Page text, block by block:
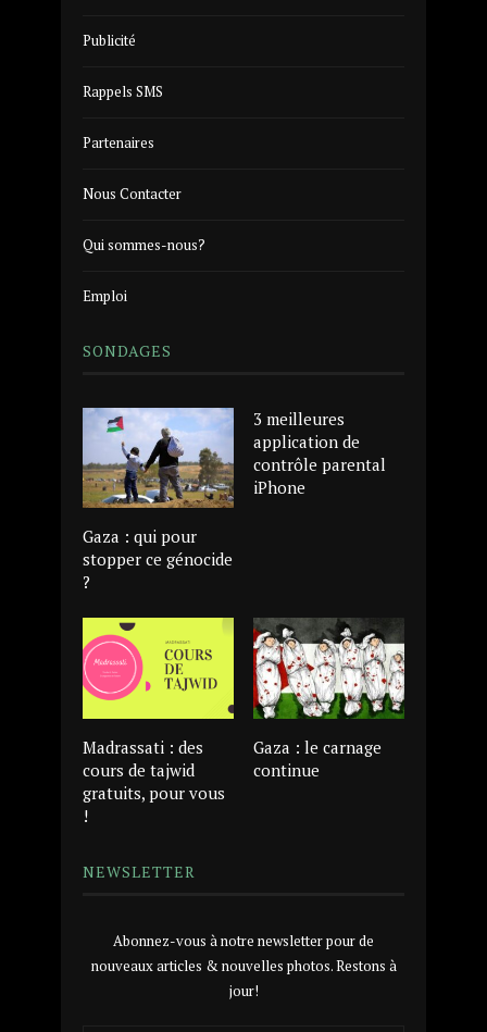
Publicité
Rappels SMS
Partenaires
Nous Contacter
Qui sommes-nous?
Emploi
SONDAGES
Gaza : qui pour
stopper ce génocide
?
3 meilleures
application de
contrôle parental
iPhone
Madrassati : des
cours de tajwid
gratuits, pour vous
!
Gaza : le carnage
continue
NEWSLETTER
Abonnez-vous à notre newsletter pour de
nouveaux articles & nouvelles photos. Restons à
jour!